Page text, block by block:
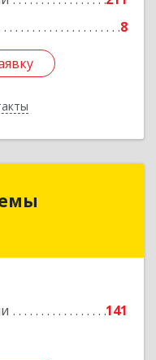
8
141
округ
Подробнее